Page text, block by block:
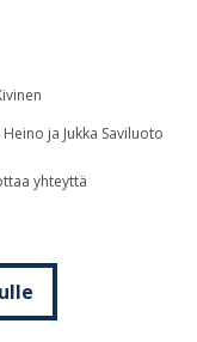
ja Jukka Saviluoto
yhteyttä